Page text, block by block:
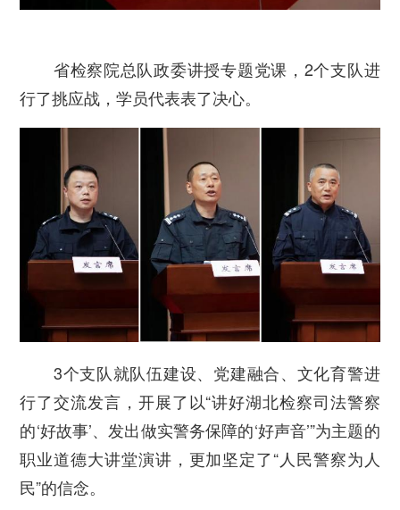
省检察院总队政委讲授专题党课，2个支队进
行了挑应战，学员代表表了决心。
3个支队就队伍建设、党建融合、文化育警进
行了交流发言，开展了以“讲好湖北检察司法警察
的‘好故事’、发出做实警务保障的‘好声音’”为主题的
职业道德大讲堂演讲，更加坚定了“人民警察为人
民”的信念。